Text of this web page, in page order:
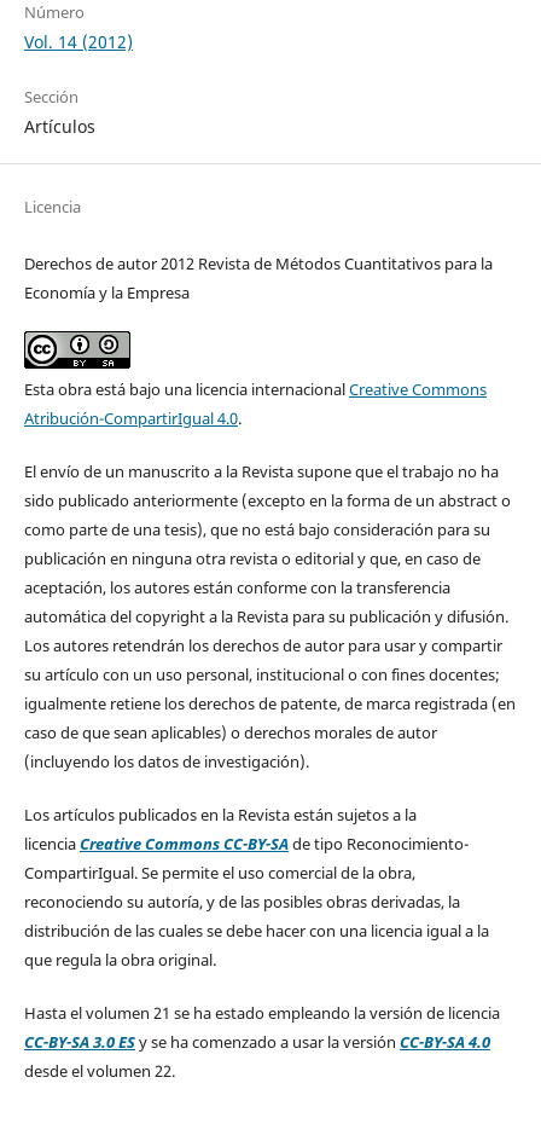
Número
Vol. 14 (2012)
Sección
Artículos
Licencia
Derechos de autor 2012 Revista de Métodos Cuantitativos para la
Economía y la Empresa
Esta obra está bajo una licencia internacionalCreative Commons
Atribución-CompartirIgual 4.0.
El envío de un manuscrito a la Revista supone que el trabajo no ha
sido publicado anteriormente (excepto en la forma de un abstract o
como parte de una tesis), que no está bajo consideración para su
publicación en ninguna otra revista o editorial y que, en caso de
aceptación, los autores están conforme con la transferencia
automática del copyright a la Revista para su publicación y difusión.
Los autores retendrán los derechos de autor para usar y compartir
su artículo con un uso personal, institucional o con fines docentes;
igualmente retiene los derechos de patente, de marca registrada (en
caso de que sean aplicables) o derechos morales de autor
(incluyendo los datos de investigación).
Los artículos publicados en la Revista están sujetos a la
licenciaCreative Commons CC-BY-SAde tipo Reconocimiento-
CompartirIgual. Se permite el uso comercial de la obra,
reconociendo su autoría, y de las posibles obras derivadas, la
distribución de las cuales se debe hacer con una licencia igual a la
que regula la obra original.
Hasta el volumen 21 se ha estado empleando la versión de licencia
CC-BY-SA 3.0 ESy se ha comenzado a usar la versión CC-BY-SA 4.0
desde el volumen 22.